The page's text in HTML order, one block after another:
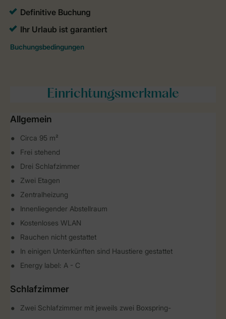
Einrichtungsmerkmale
Allgemein
Circa 95 m²
Frei stehend
Drei Schlafzimmer
Zwei Etagen
Zentralheizung
Innenliegender Abstellraum
Kostenloses WLAN
Rauchen nicht gestattet
In einigen Unterkünften sind Haustiere gestattet
Energy label: A - C
Schlafzimmer
Zwei Schlafzimmer mit jeweils zwei Boxspring-